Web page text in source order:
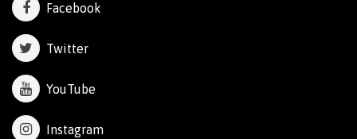
Facebook
Twitter
YouTube
Instagram